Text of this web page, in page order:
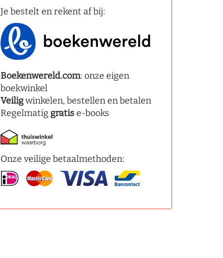
Je bestelt en rekent af bij:
Boekenwereld.com: onze eigen
boekwinkel
Veiligwinkelen, bestellen en betalen
Regelmatig gratise-books
Onze veilige betaalmethoden: